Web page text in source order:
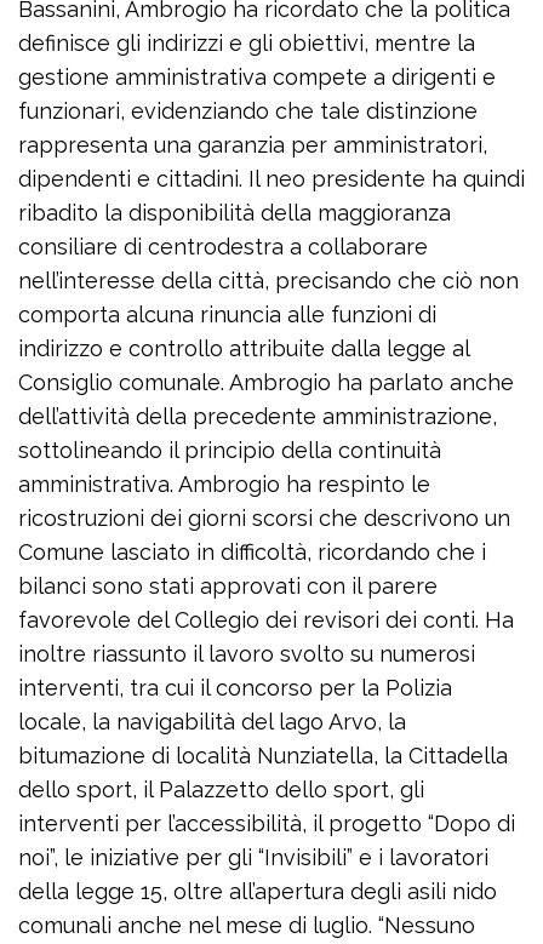
Bassanini, Ambrogio ha ricordato che la politica
definisce gli indirizzi e gli obiettivi, mentre la
gestione amministrativa compete a dirigenti e
funzionari, evidenziando che tale distinzione
rappresenta una garanzia per amministratori,
dipendenti e cittadini. Il neo presidente ha quindi
ribadito la disponibilità della maggioranza
consiliare di centrodestra a collaborare
nell’interesse della città, precisando che ciò non
comporta alcuna rinuncia alle funzioni di
indirizzo e controllo attribuite dalla legge al
Consiglio comunale. Ambrogio ha parlato anche
dell’attività della precedente amministrazione,
sottolineando il principio della continuità
amministrativa. Ambrogio ha respinto le
ricostruzioni dei giorni scorsi che descrivono un
Comune lasciato in difficoltà, ricordando che i
bilanci sono stati approvati con il parere
favorevole del Collegio dei revisori dei conti. Ha
inoltre riassunto il lavoro svolto su numerosi
interventi, tra cui il concorso per la Polizia
locale, la navigabilità del lago Arvo, la
bitumazione di località Nunziatella, la Cittadella
dello sport, il Palazzetto dello sport, gli
interventi per l’accessibilità, il progetto “Dopo di
noi”, le iniziative per gli “Invisibili” e i lavoratori
della legge 15, oltre all’apertura degli asili nido
comunali anche nel mese di luglio. “Nessuno